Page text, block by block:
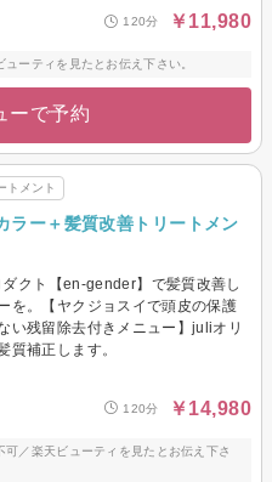
120分 ￥11,980
ーティを見たとお伝え下さい。
ーで予約
トメント
ラー＋髪質改善トリートメン
クト【en-gender】で髪質改善し
を。【ヤクジョスイで頭皮の保護
い残留除去付きメニュー】juliオリ
質補正します。
120分 ￥14,980
／楽天ビューティを見たとお伝え下さ